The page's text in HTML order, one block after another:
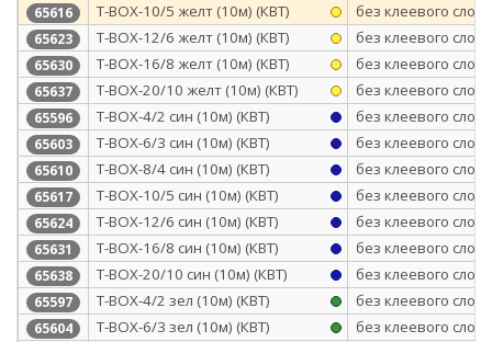
65616 Т-BOX-10/5 желт (10м) (КВТ) без клеевого слоя
65623 Т-BOX-12/6 желт (10м) (КВТ) без клеевого слоя
65630 Т-BOX-16/8 желт (10м) (КВТ) без клеевого слоя
65637 Т-BOX-20/10 желт (10м) (КВТ) без клеевого слоя
65596 Т-BOX-4/2 син (10м) (КВТ) без клеевого слоя
65603 Т-BOX-6/3 син (10м) (КВТ) без клеевого слоя
65610 Т-BOX-8/4 син (10м) (КВТ) без клеевого слоя
65617 Т-BOX-10/5 син (10м) (КВТ) без клеевого слоя
65624 Т-BOX-12/6 син (10м) (КВТ) без клеевого слоя
65631 Т-BOX-16/8 син (10м) (КВТ) без клеевого слоя
65638 Т-BOX-20/10 син (10м) (КВТ) без клеевого слоя
65597 Т-BOX-4/2 зел (10м) (КВТ) без клеевого слоя
65604 Т-BOX-6/3 зел (10м) (КВТ) без клеевого слоя